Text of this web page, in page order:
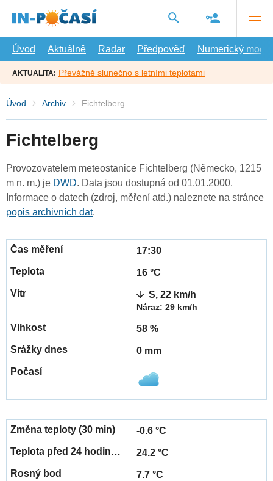
hlavní
Úvod
Aktuálně Radar Předpověď Numerický model
AKTUALITA: Převážně slunečno s letními teplotami
Úvod Archiv Fichtelberg
Fichtelberg
Provozovatelem meteostanice Fichtelberg (Německo, 1215
m n. m.) je DWD. Data jsou dostupná od 01.01.2000.
Informace o datech (zdroj, měření atd.) naleznete na stránce
popis archivních dat.
17:30
16 °C
S, 22 km/h
Náraz: 29 km/h
58 %
0 mm
-0.6 °C
24.2 °C
7.7 °C